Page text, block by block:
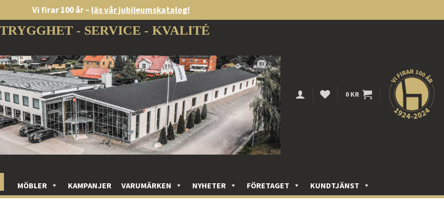
Vi firar 100 år – läs vår jubileumskatalog!
TRYGGHET - SERVICE - KVALITÉ
0 KR
MÖBLER KAMPANJER VARUMÄRKEN NYHETER FÖRETAGET KUNDTJÄNST